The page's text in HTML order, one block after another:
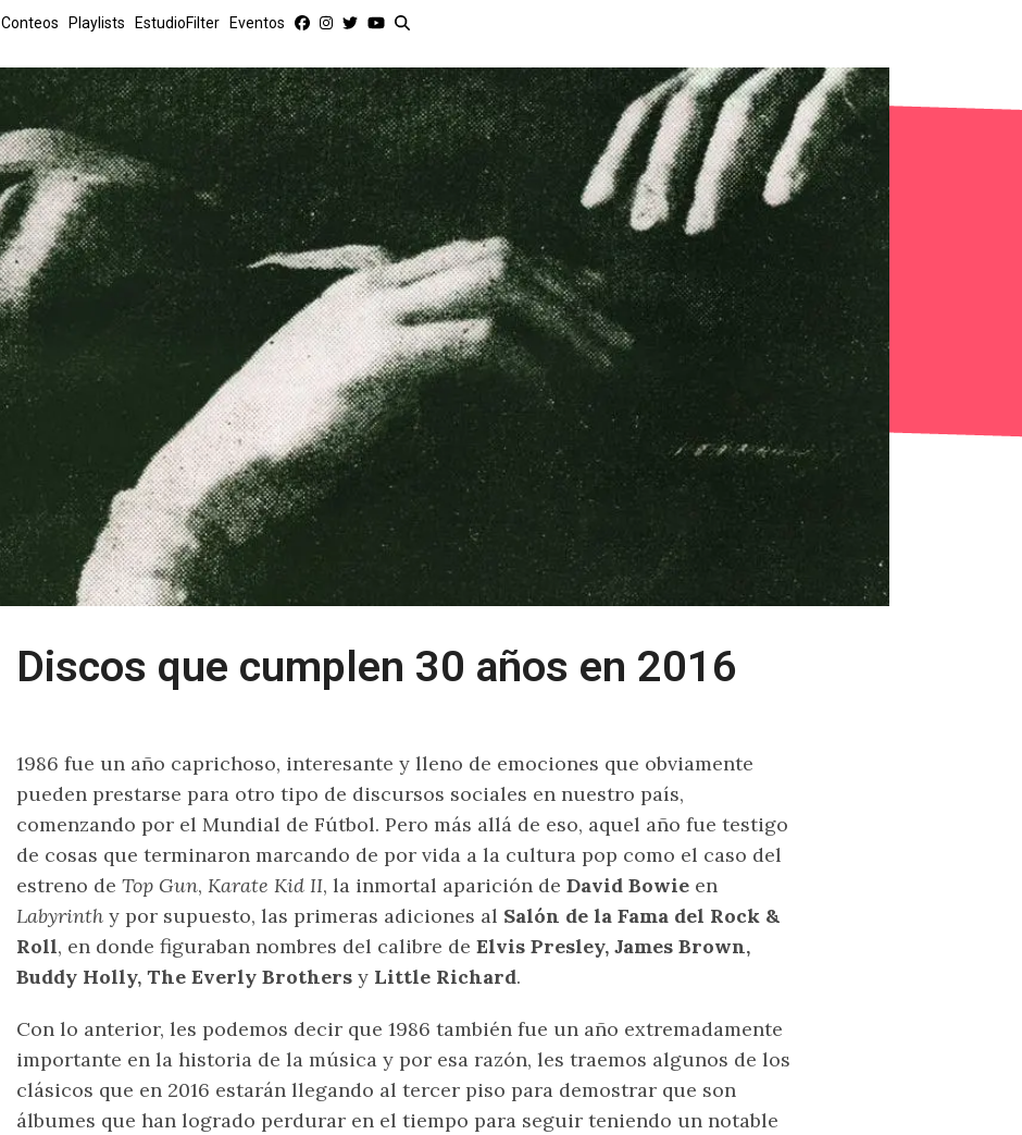
Conteos Playlists EstudioFilter Eventos
Discos que cumplen 30 años en 2016
1986 fue un año caprichoso, interesante y lleno de emociones que obviamente
pueden prestarse para otro tipo de discursos sociales en nuestro país,
comenzando por el Mundial de Fútbol. Pero más allá de eso, aquel año fue testigo
de cosas que terminaron marcando de por vida a la cultura pop como el caso del
estreno de Top Gun, Karate Kid II, la inmortal aparición de David Bowie en
Labyrinth y por supuesto, las primeras adiciones al Salón de la Fama del Rock &
Roll, en donde figuraban nombres del calibre de Elvis Presley, James Brown,
Buddy Holly, The Everly Brothers y Little Richard.
Con lo anterior, les podemos decir que 1986 también fue un año extremadamente
importante en la historia de la música y por esa razón, les traemos algunos de los
clásicos que en 2016 estarán llegando al tercer piso para demostrar que son
álbumes que han logrado perdurar en el tiempo para seguir teniendo un notable